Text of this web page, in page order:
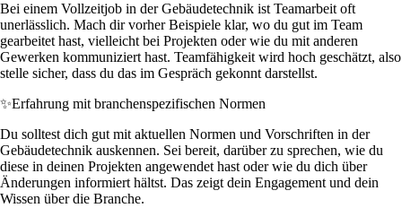
Bei einem Vollzeitjob in der Gebäudetechnik ist Teamarbeit oft
unerlässlich. Mach dir vorher Beispiele klar, wo du gut im Team
gearbeitet hast, vielleicht bei Projekten oder wie du mit anderen
Gewerken kommuniziert hast. Teamfähigkeit wird hoch geschätzt, also
stelle sicher, dass du das im Gespräch gekonnt darstellst.
✨Erfahrung mit branchenspezifischen Normen
Du solltest dich gut mit aktuellen Normen und Vorschriften in der
Gebäudetechnik auskennen. Sei bereit, darüber zu sprechen, wie du
diese in deinen Projekten angewendet hast oder wie du dich über
Änderungen informiert hältst. Das zeigt dein Engagement und dein
Wissen über die Branche.